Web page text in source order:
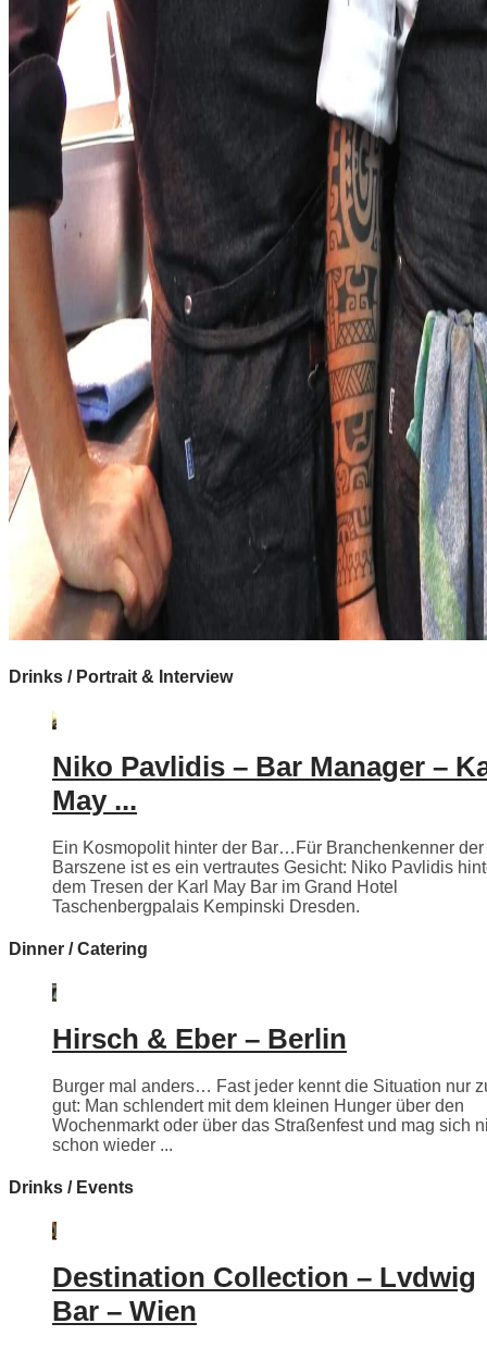
Drinks / Portrait & Interview
Niko Pavlidis – Bar Manager –
May ...
Ein Kosmopolit hinter der Bar…Für Branchenkenner der
Barszene ist es ein vertrautes Gesicht: Niko Pavlidis
dem Tresen der Karl May Bar im Grand Hotel
Taschenbergpalais Kempinski Dresden.
Dinner / Catering
Hirsch & Eber – Berlin
Burger mal anders… Fast jeder kennt die Situation nur
gut: Man schlendert mit dem kleinen Hunger über den
Wochenmarkt oder über das Straßenfest und mag sich
schon wieder ...
Drinks / Events
Destination Collection – Lvdwig
Bar – Wien